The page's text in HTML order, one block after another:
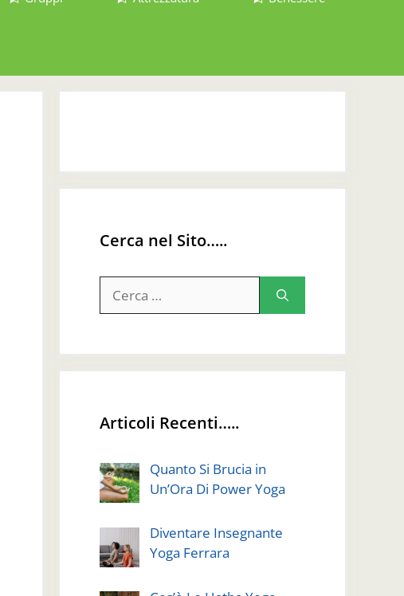
Cerca nel Sito…..
per:
Articoli Recenti…..
Quanto Si Brucia in
Un’Ora Di Power Yoga
Diventare Insegnante
Yoga Ferrara